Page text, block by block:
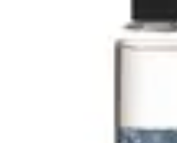
Sécurité en voyage
Conseils Pratiques